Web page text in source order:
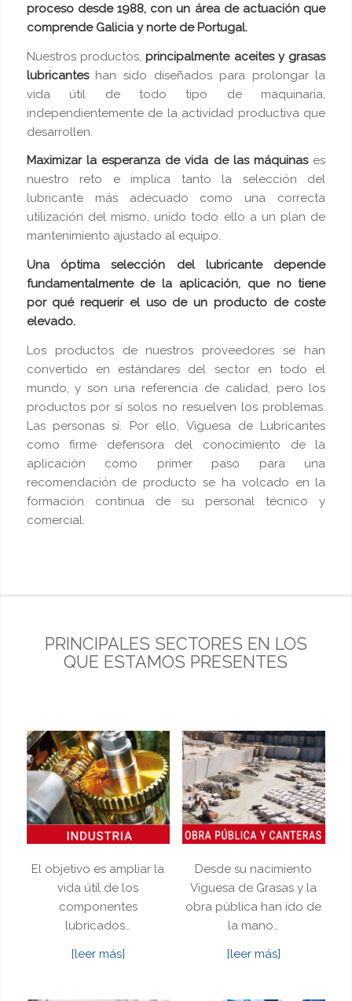
proceso desde 1988, con un área de actuación que
comprende Galicia y norte de Portugal.
Nuestros productos, principalmente aceites y grasas
lubricanteshan sido diseñados para prolongar la
vida útil de todo tipo de maquinaria,
independientemente de la actividad productiva que
desarrollen.
Maximizar la esperanza de vida de las máquinases
nuestro reto e implica tanto la selección del
lubricante más adecuado como una correcta
utilización del mismo, unido todo ello a un plan de
mantenimiento ajustado al equipo.
Una óptima selección del lubricante depende
fundamentalmente de la aplicación, que no tiene
por qué requerir el uso de un producto de coste
elevado.
Los productos de nuestros proveedores se han
convertido en estándares del sector en todo el
mundo, y son una referencia de calidad, pero los
productos por sí solos no resuelven los problemas.
Las personas sí. Por ello, Viguesa de Lubricantes
como firme defensora del conocimiento de la
aplicación como primer paso para una
recomendación de producto se ha volcado en la
formación continua de su personal técnico y
comercial.
PRINCIPALES SECTORES EN LOS
QUE ESTAMOS PRESENTES
El objetivo es ampliar la
vida útil de los
componentes
lubricados…
[leer más]
Desde su nacimiento
Viguesa de Grasas y la
obra pública han ido de
la mano…
[leer más]